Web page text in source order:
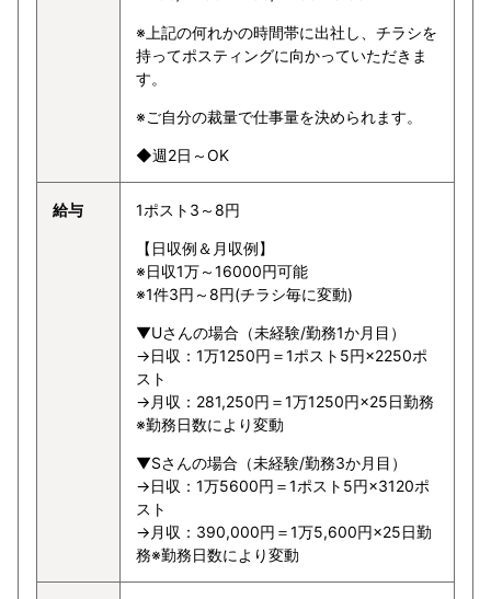
※上記の何れかの時間帯に出社し、チラシを
持ってポスティングに向かっていただきま
す。
※ご自分の裁量で仕事量を決められます。
◆週2日～OK
給与 1ポスト3～8円
【日収例＆月収例】
※日収1万～16000円可能
※1件3円～8円(チラシ毎に変動)
▼Uさんの場合（未経験/勤務1か月目）
→日収：1万1250円＝1ポスト5円×2250ポ
スト
→月収：281,250円＝1万1250円×25日勤務
※勤務日数により変動
▼Sさんの場合（未経験/勤務3か月目）
→日収：1万5600円＝1ポスト5円×3120ポ
スト
→月収：390,000円＝1万5,600円×25日勤
務※勤務日数により変動